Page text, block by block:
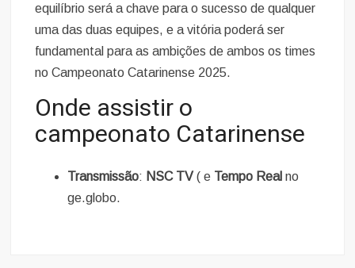
equilíbrio será a chave para o sucesso de qualquer
uma das duas equipes, e a vitória poderá ser
fundamental para as ambições de ambos os times
no Campeonato Catarinense 2025.
Onde assistir o
campeonato Catarinense
Transmissão: NSC TV ( e Tempo Real no
ge.globo.